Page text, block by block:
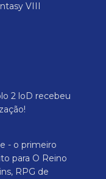
VIII
2 loD recebeu
- o primeiro
para O Reino
RPG de